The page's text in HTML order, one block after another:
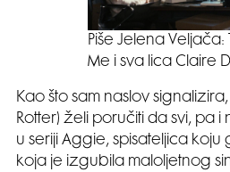
Piše Jelena Veljača:
Me i sva lica Claire
Kao što sam naslov
Rotter) želi poručiti da svi, pa i
u seriji Aggie, spisateljica koju
koja je izgubila maloljetnog